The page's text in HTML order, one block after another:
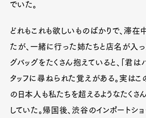
でいた。
どれもこれも欲しいものばかりで、滞在
たが、一緒に行った姉たちと店名が入
グバッグをたくさん抱えていると、「君は
タッフに尋ねられた覚えがある。実は
の日本人も私たちを超えるようなたく
していた。帰国後、渋谷のインポートシ